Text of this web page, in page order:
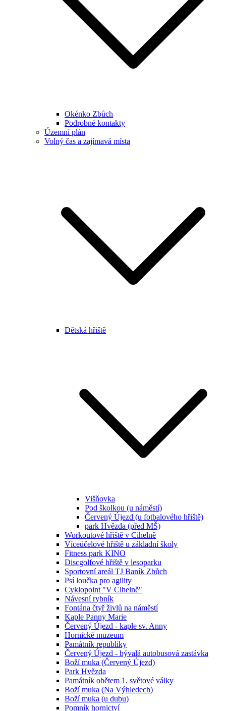
Okénko Zbůch
Podrobné kontakty
Územní plán
Volný čas a zajímavá místa
Dětská hřiště
Višňovka
Pod školkou (u náměstí)
Červený Újezd (u fotbalového hřiště)
park Hvězda (před MŠ)
Workoutové hřiště v Cihelně
Víceúčelové hřiště u základní školy
Fitness park KINO
Discgolfové hřiště v lesoparku
Sportovní areál TJ Baník Zbůch
Psí loučka pro agility
Cyklopoint "V Cihelně"
Návesní rybník
Fontána čtyř živlů na náměstí
Kaple Panny Marie
Červený Újezd - kaple sv. Anny
Hornické muzeum
Památník republiky
Červený Újezd - bývalá autobusová zastávka
Boží muka (Červený Újezd)
Park Hvězda
Památník obětem 1. světové války
Boží muka (Na Výhledech)
Boží muka (u dubu)
Pomník hornictví